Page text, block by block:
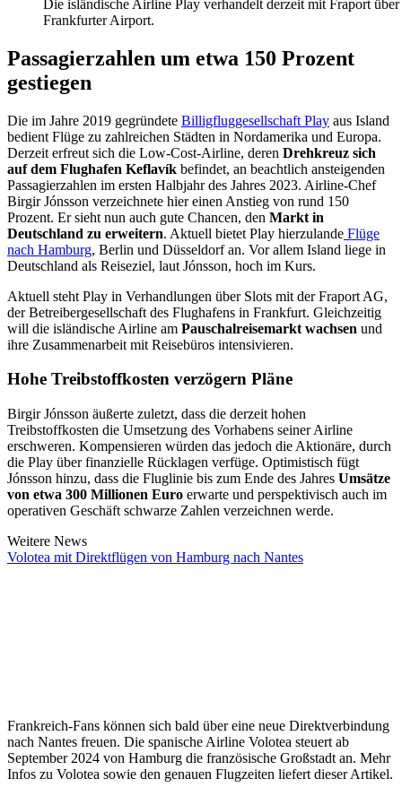
Die isländische Airline Play verhandelt derzeit mit Fraport
Frankfurter Airport.
Passagierzahlen um etwa 150 Prozent
gestiegen
Die im Jahre 2019 gegründete Billigfluggesellschaft Play aus Island
bedient Flüge zu zahlreichen Städten in Nordamerika und Europa.
Derzeit erfreut sich die Low-Cost-Airline, deren Drehkreuz sich
auf dem Flughafen Keflavík befindet, an beachtlich ansteigenden
Passagierzahlen im ersten Halbjahr des Jahres 2023. Airline-Chef
Birgir Jónsson verzeichnete hier einen Anstieg von rund 150
Prozent. Er sieht nun auch gute Chancen, den Markt in
Deutschland zu erweitern. Aktuell bietet Play hierzulande Flüge
nach Hamburg, Berlin und Düsseldorf an. Vor allem Island liege in
Deutschland als Reiseziel, laut Jónsson, hoch im Kurs.
Aktuell steht Play in Verhandlungen über Slots mit der Fraport AG,
der Betreibergesellschaft des Flughafens in Frankfurt. Gleichzeitig
will die isländische Airline am Pauschalreisemarkt wachsen und
ihre Zusammenarbeit mit Reisebüros intensivieren.
Hohe Treibstoffkosten verzögern Pläne
Birgir Jónsson äußerte zuletzt, dass die derzeit hohen
Treibstoffkosten die Umsetzung des Vorhabens seiner Airline
erschweren. Kompensieren würden das jedoch die Aktionäre, durch
die Play über finanzielle Rücklagen verfüge. Optimistisch fügt
Jónsson hinzu, dass die Fluglinie bis zum Ende des Jahres Umsätze
von etwa 300 Millionen Euro erwarte und perspektivisch auch im
operativen Geschäft schwarze Zahlen verzeichnen werde.
Weitere News
Volotea mit Direktflügen von Hamburg nach Nantes
Frankreich-Fans können sich bald über eine neue Direktverbindung
nach Nantes freuen. Die spanische Airline Volotea steuert ab
September 2024 von Hamburg die französische Großstadt an. Mehr
Infos zu Volotea sowie den genauen Flugzeiten liefert dieser Artikel.